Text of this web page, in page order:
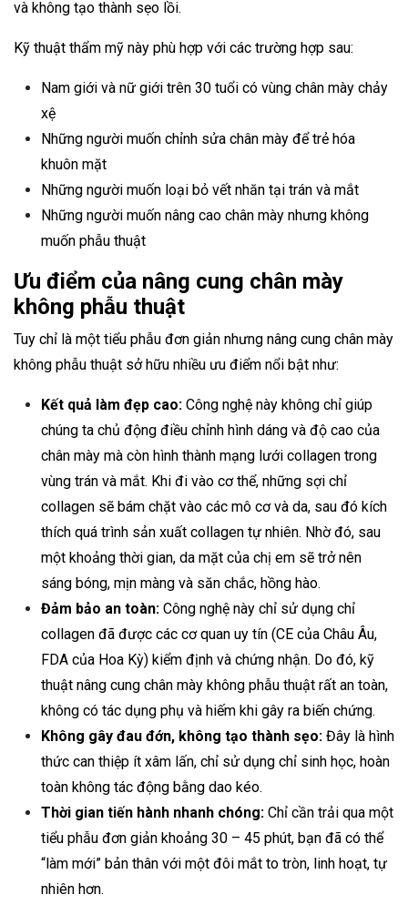
và không tạo thành sẹo lồi.
Kỹ thuật thẩm mỹ này phù hợp với các trường hợp sau:
Nam giới và nữ giới trên 30 tuổi có vùng chân mày chảy
xệ
Những người muốn chỉnh sửa chân mày để trẻ hóa
khuôn mặt
Những người muốn loại bỏ vết nhăn tại trán và mắt
Những người muốn nâng cao chân mày nhưng không
muốn phẫu thuật
Ưu điểm của nâng cung chân mày
không phẫu thuật
Tuy chỉ là một tiểu phẫu đơn giản nhưng nâng cung chân mày
không phẫu thuật sở hữu nhiều ưu điểm nổi bật như:
Kết quả làm đẹp cao: Công nghệ này không chỉ giúp
chúng ta chủ động điều chỉnh hình dáng và độ cao của
chân mày mà còn hình thành mạng lưới collagen trong
vùng trán và mắt. Khi đi vào cơ thể, những sợi chỉ
collagen sẽ bám chặt vào các mô cơ và da, sau đó kích
thích quá trình sản xuất collagen tự nhiên. Nhờ đó, sau
một khoảng thời gian, da mặt của chị em sẽ trở nên
sáng bóng, mịn màng và săn chắc, hồng hào.
Đảm bảo an toàn: Công nghệ này chỉ sử dụng chỉ
collagen đã được các cơ quan uy tín (CE của Châu Âu,
FDA của Hoa Kỳ) kiểm định và chứng nhận. Do đó, kỹ
thuật nâng cung chân mày không phẫu thuật rất an toàn,
không có tác dụng phụ và hiếm khi gây ra biến chứng.
Không gây đau đớn, không tạo thành sẹo: Đây là hình
thức can thiệp ít xâm lấn, chỉ sử dụng chỉ sinh học, hoàn
toàn không tác động bằng dao kéo.
Thời gian tiến hành nhanh chóng: Chỉ cần trải qua một
tiểu phẫu đơn giản khoảng 30 – 45 phút, bạn đã có thể
“làm mới” bản thân với một đôi mắt to tròn, linh hoạt, tự
nhiên hơn.